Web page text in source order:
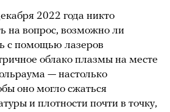
2022 года никто
на вопрос, возможно ли
с помощью лазеров
облако плазмы на месте
— настолько
оно могло сжаться
и плотности почти в точку,